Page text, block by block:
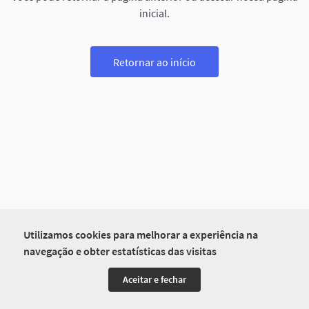
Utilizamos cookies para melhorar a experiência na
navegação e obter estatísticas das visitas
Aceitar e fechar
inicial.
Retornar ao início